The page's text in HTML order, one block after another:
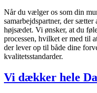
Når du vælger os som din
samarbejdspartner, der
højsædet. Vi ønsker, at du
processen, hvilket er med til
der lever op til både dine
kvalitetsstandarder.
Vi dækker hele